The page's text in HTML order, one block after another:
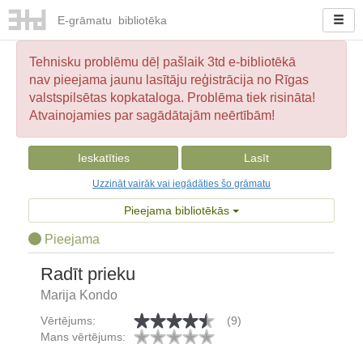
E-grāmatu bibliotēka
Tehnisku problēmu dēļ pašlaik 3td e-bibliotēkā
nav pieejama jaunu lasītāju reģistrācija no Rīgas
valstspilsētas kopkataloga. Problēma tiek risināta!
Atvainojamies par sagādātajām neērtībām!
Ieskatīties Lasīt
Uzzināt vairāk vai iegādāties šo grāmatu
Pieejama bibliotēkās
Pieejama
Radīt prieku
Marija Kondo
Vērtējums:
(9)
Mans vērtējums: